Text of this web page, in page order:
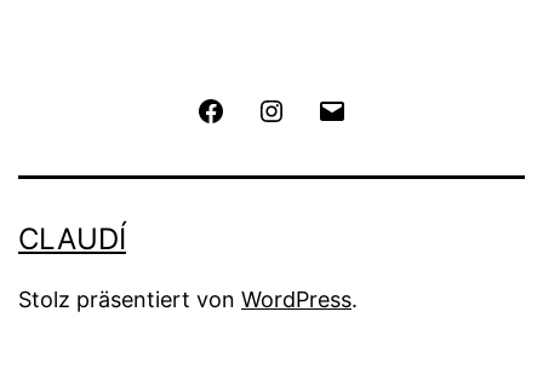
FacebookInstagram
CLAUDÍ
Stolz präsentiert von WordPress.